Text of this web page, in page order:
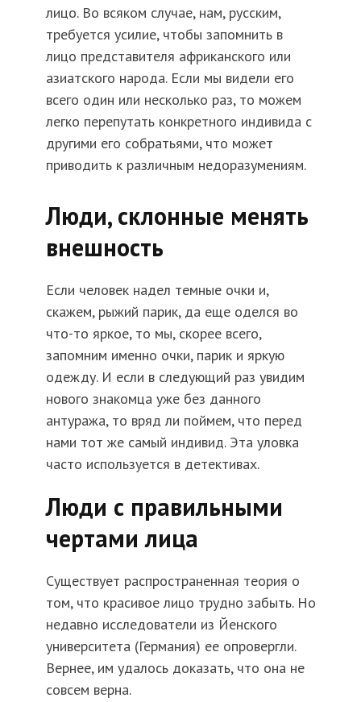
лицо. Во всяком случае, нам, русским,
требуется усилие, чтобы запомнить в
лицо представителя африканского или
азиатского народа. Если мы видели его
всего один или несколько раз, то можем
легко перепутать конкретного индивида с
другими его собратьями, что может
приводить к различным недоразумениям.
Люди, склонные менять
внешность
Если человек надел темные очки и,
скажем, рыжий парик, да еще оделся во
что-то яркое, то мы, скорее всего,
запомним именно очки, парик и яркую
одежду. И если в следующий раз увидим
нового знакомца уже без данного
антуража, то вряд ли поймем, что перед
нами тот же самый индивид. Эта уловка
часто используется в детективах.
Люди с правильными
чертами лица
Существует распространенная теория о
том, что красивое лицо трудно забыть. Но
недавно исследователи из Йенского
университета (Германия) ее опровергли.
Вернее, им удалось доказать, что она не
совсем верна.